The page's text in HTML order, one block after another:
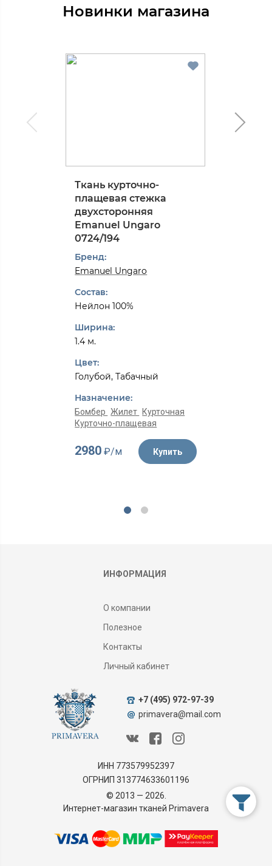
Новинки магазина
Ткань курточно-
плащевая стежка
двухсторонняя
Emanuel Ungaro
0724/194
Бренд:
Emanuel Ungaro
Состав:
Нейлон 100%
Ширина:
1.4 м.
Цвет:
Голубой, Табачный
Назначение:
Бомбер Жилет
Курточная
Курточно-плащевая
2980 ₽/м Купить
ИНФОРМАЦИЯ
О компании
Полезное
Контакты
Личный кабинет
ИНН 773579952397
ОГРНИП 313774633601196
© 2013 — 2026.
Интернет-магазин тканей Primavera
+7 (495) 972-97-39
primavera@mail.com